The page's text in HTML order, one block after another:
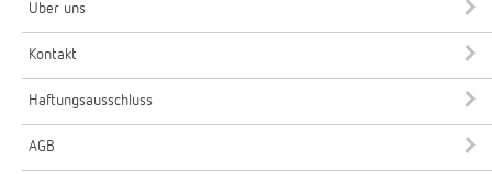
Über uns
Kontakt
Haftungsausschluss
AGB